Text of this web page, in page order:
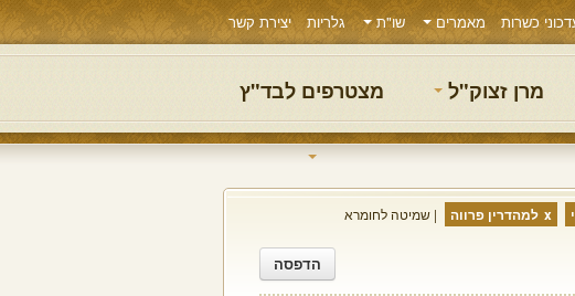
כשרות מאמרים שו"ת גלריות יצירת קשר
מרן זצוק"ל מצטרפים לבד"ץ
למהדרין פרווה שמיטה לחומרא
הדפסה